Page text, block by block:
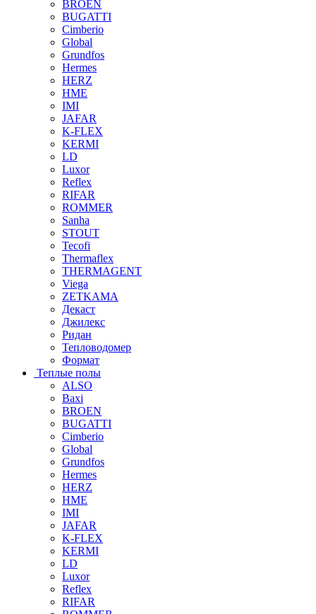
BROEN
BUGATTI
Cimberio
Global
Grundfos
Hermes
HERZ
HME
IMI
JAFAR
K-FLEX
KERMI
LD
Luxor
Reflex
RIFAR
ROMMER
Sanha
STOUT
Tecofi
Thermaflex
THERMAGENT
Viega
ZETKAMA
Декаст
Джилекс
Ридан
Тепловодомер
Формат
Теплые полы
ALSO
Baxi
BROEN
BUGATTI
Cimberio
Global
Grundfos
Hermes
HERZ
HME
IMI
JAFAR
K-FLEX
KERMI
LD
Luxor
Reflex
RIFAR